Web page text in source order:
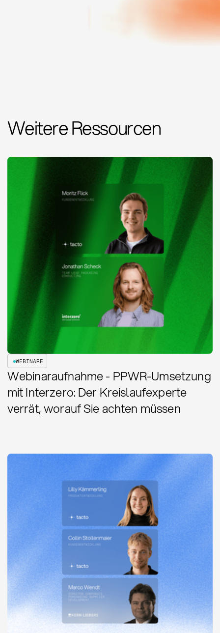
Weitere Ressourcen
WEBINARE
Webinaraufnahme - PPWR-Umsetzung
mit Interzero: Der Kreislaufexperte
verrät, worauf Sie achten müssen